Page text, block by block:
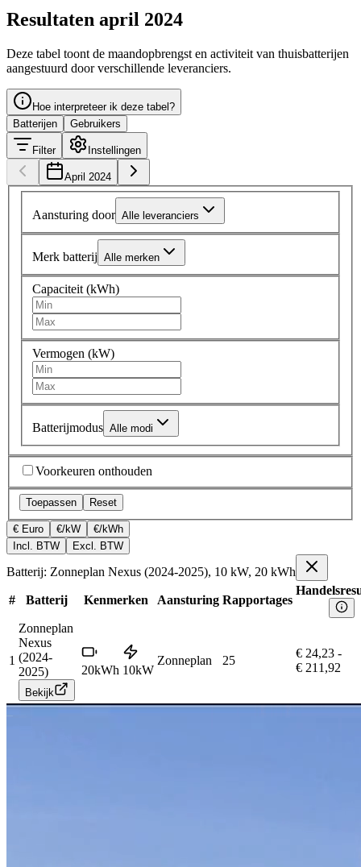
Resultaten april 2024
Deze tabel toont de maandopbrengst en activiteit van thuisbatterijen
aangestuurd door verschillende leveranciers.
Hoe interpreteer ik deze tabel?
Batterijen
Gebruikers
Filter Instellingen
April 2024
Aansturing door Alle leveranciers
Merk batterij Alle merken
Capaciteit (kWh)
Vermogen (kW)
Batterijmodus Alle modi
Voorkeuren onthouden
Toepassen Reset
€ Euro €/kW
€/kWh
Incl. BTW
Excl. BTW
Batterij: Zonneplan Nexus (2024-2025), 10 kW, 20 kWh
# Batterij Kenmerken Aansturing Rapportages
1
Zonneplan
Nexus
(2024-
2025)
Bekijk
20kWh 10kW
Zonneplan 25
€ 24,23 -
€ 211,92